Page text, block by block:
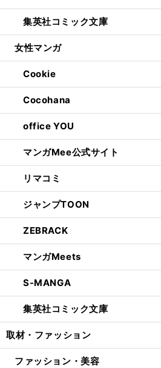
集英社コミック文庫
女性マンガ
Cookie
Cocohana
office YOU
マンガMee公式サイト
リマコミ
ジャンプTOON
ZEBRACK
マンガMeets
S-MANGA
集英社コミック文庫
取材・ファッション
ファッション・美容